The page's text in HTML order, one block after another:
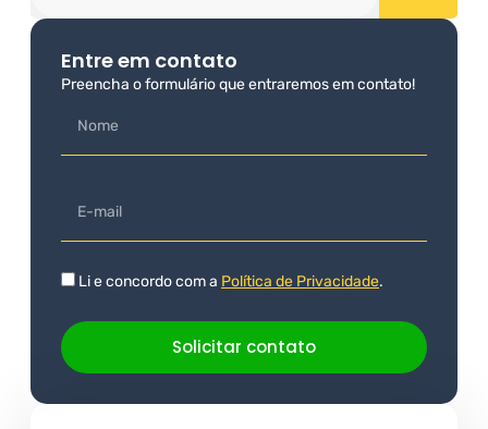
Entre em contato
Preencha o formulário que entraremos em contato!
Li e concordo com a Política de Privacidade.
Solicitar contato